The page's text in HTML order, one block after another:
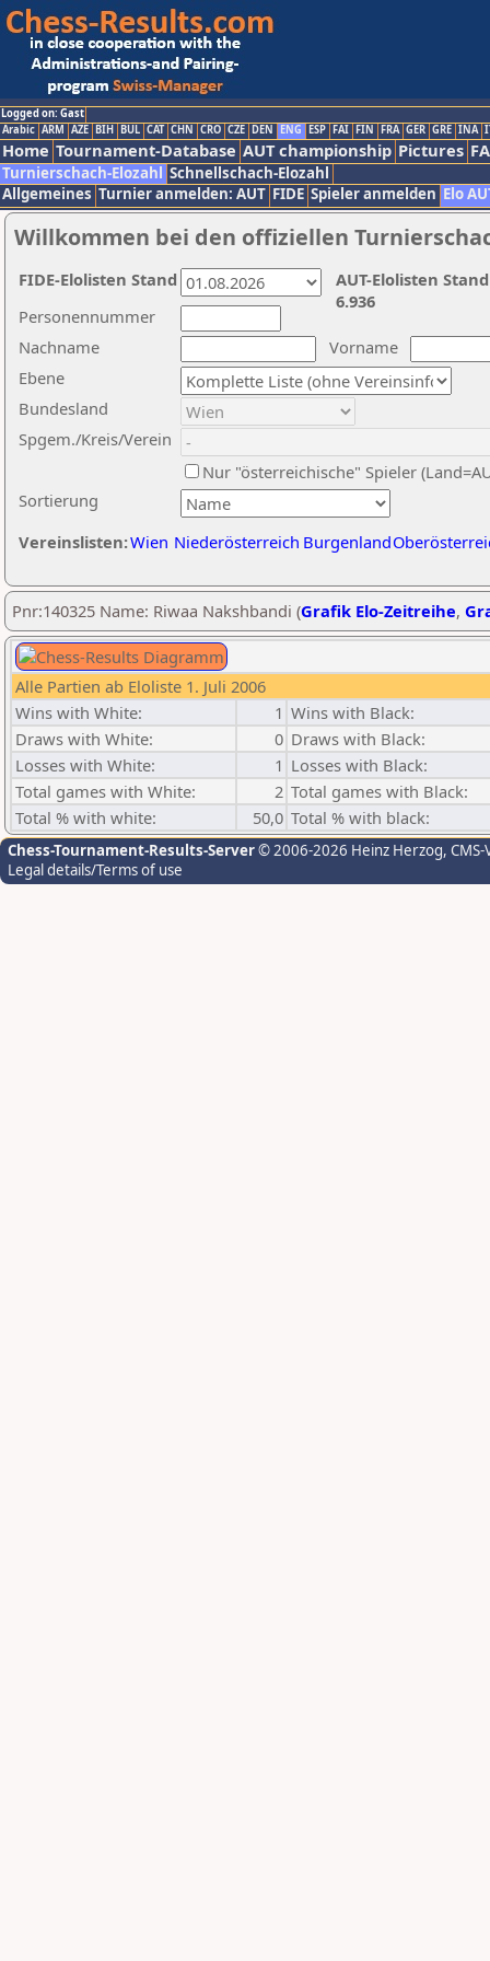
Logged on: Gast
Arabic ARM AZE BIH BUL CAT CHN CRO CZE DEN ENG ESP FAI FIN FRA GER GRE INA
Home Tournament-Database AUT championship Pictures
Turnierschach-Elozahl Schnellschach-Elozahl
Allgemeines Turnier anmelden: AUT FIDE Spieler anmelden Elo
Willkommen bei den offiziellen
Nachname
Vorname
Ebene
Sortierung
Personennummer
Bundesland
Spgem./Kreis/Verein
Nur "österreichische" Spieler
Vereinslisten:Wien Niederösterreich Burgenland
AUT-Elolisten
6.936
FIDE-Elolisten Stand
Pnr:140325 Name: Riwaa Nakshbandi (Grafik Elo-Zeitreihe,
Alle Partien ab Eloliste 1. Juli 2006
Wins with White:
1 Wins with Black:
Draws with White:
0 Draws with Black:
Losses with White:
1 Losses with Black:
Total games with White:
2 Total games with Black:
Total % with white:
50,0 Total % with black:
Chess-Tournament-Results-Server© 2006-2026 Heinz Herzog,
Legal details/Terms of use